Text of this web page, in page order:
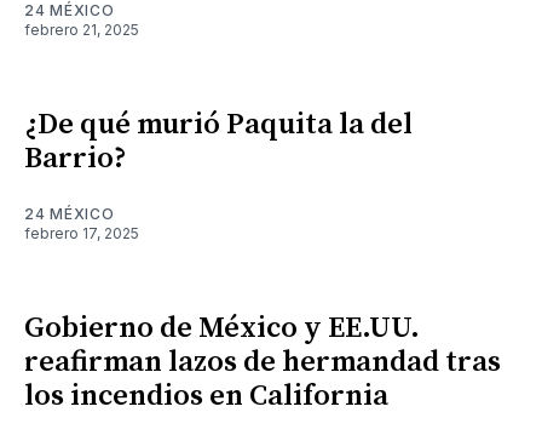
24 MÉXICO
febrero 21, 2025
¿De qué murió Paquita la del
Barrio?
24 MÉXICO
febrero 17, 2025
Gobierno de México y EE.UU.
reafirman lazos de hermandad tras
los incendios en California